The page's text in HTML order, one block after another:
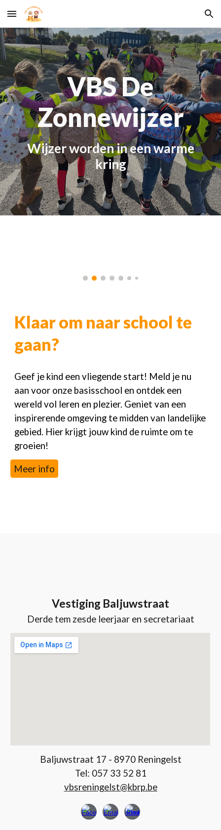
Skip to main content Skip to navigation
VBS De
Zonnewijzer
Wijzer worden in een warme
kring
Klaar om naar school te
gaan?
Geef je kind een vliegende start! Meld je nu
aan voor onze basisschool en ontdek een
wereld vol leren en plezier. Geniet van een
inspirerende omgeving te midden van landelijke
gebied. Hier krijgt jouw kind de ruimte om te
groeien!
Meer info
Vestiging Baljuwstraat
Derde tem zesde leerjaar en secretariaat
Baljuwstraat 17 - 8970 Reningelst
Tel: 057 33 52 81
vbsreningelst@kbrp.be